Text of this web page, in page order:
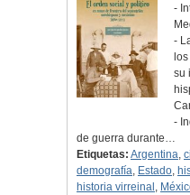
-
-
su
-
de guerra durante…
Etiquetas: Argentina,
demografía, Estado,
historia virreinal ,